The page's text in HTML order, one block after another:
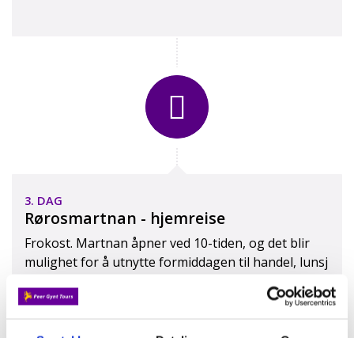
3. DAG
Rørosmartnan - hjemreise
Frokost. Martnan åpner ved 10-tiden, og det blir
mulighet for å utnytte formiddagen til handel, lunsj
ved bussen, klare for hjemreisen. Full av gode